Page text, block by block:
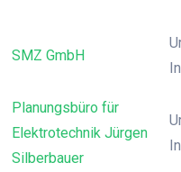
SMZ GmbH
Planungsbüro für
Elektrotechnik Jürgen
Silberbauer